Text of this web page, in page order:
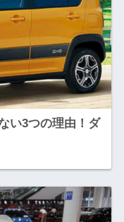
い3つの理由！ダ